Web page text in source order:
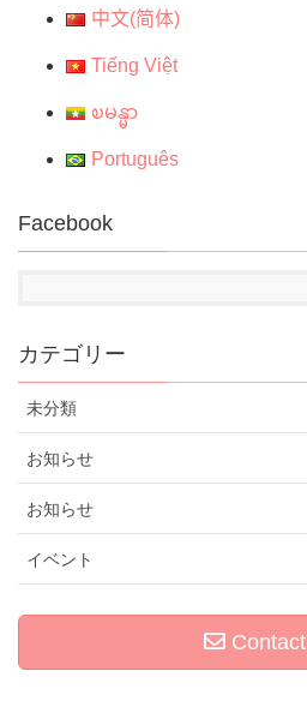
中文(简体)
Tiếng Việt
ၿမန္မာ
Português
Facebook
カテゴリー
未分類
お知らせ
お知らせ
イベント
Contact